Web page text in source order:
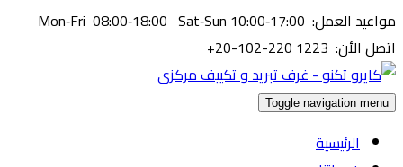
مواعيد العمل: Mon‑Fri 08:00‑18:00 Sat‑Sun 10:00‑17:00
اتصل الأن: ⁦+20-102-220 1223⁩
Toggle navigation menu
الرئيسية